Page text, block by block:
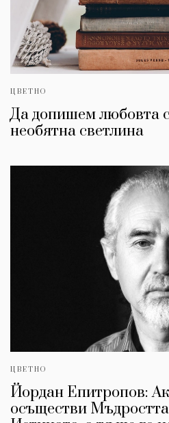
ЦВЕТНО
Да допишем любовта
необятна светлина
ЦВЕТНО
Йордан Епитропов:
осъществи
Wine&Dine
Подкасти
Мода
Dialogue
Изкуство
ЗА